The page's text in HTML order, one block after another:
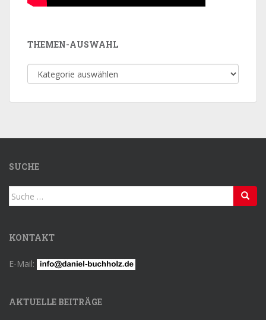
THEMEN-AUSWAHL
Themen-
Auswahl
SUCHE
Suche
nach:
KONTAKT
E-Mail:
AKTUELLE BEITRÄGE